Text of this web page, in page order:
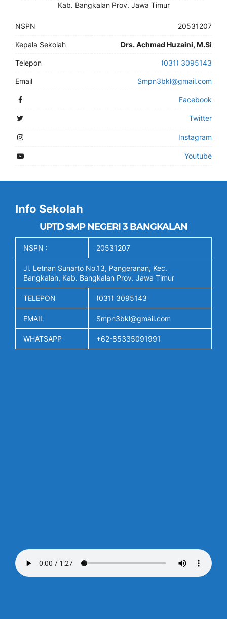
Kab. Bangkalan Prov. Jawa Timur
NSPN 20531207
Kepala Sekolah Drs. Achmad Huzaini, M.Si
Telepon (031) 3095143
Email Smpn3bkl@gmail.com
Facebook
Twitter
Instagram
Youtube
Info Sekolah
UPTD SMP NEGERI 3 BANGKALAN
NSPN : 20531207
Jl. Letnan Sunarto No.13, Pangeranan, Kec.
Bangkalan, Kab. Bangkalan Prov. Jawa Timur
TELEPON (031) 3095143
EMAIL Smpn3bkl@gmail.com
WHATSAPP +62-85335091991